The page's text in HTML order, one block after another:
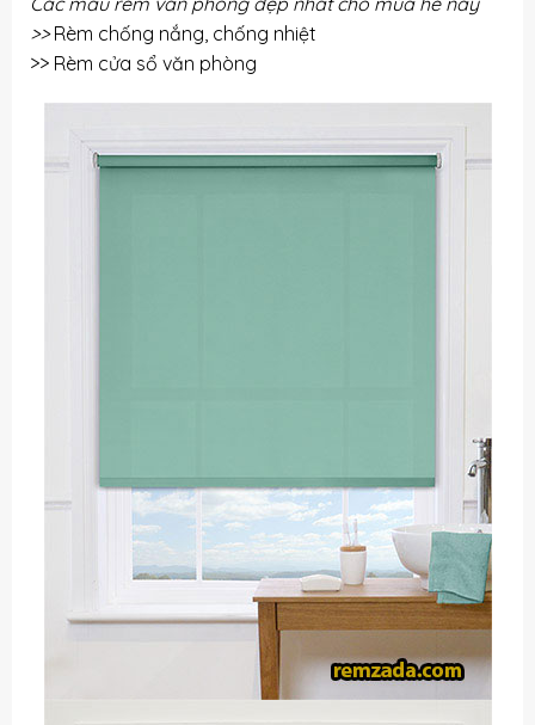
>>Rèm chống nắng, chống nhiệt
>> Rèm cửa sổ văn phòng